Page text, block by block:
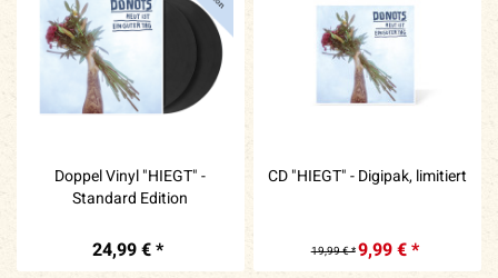
Doppel Vinyl "HIEGT" -
Standard Edition
24,99 € *
CD "HIEGT" - Digipak, limitiert
19,99 € *9,99 € *